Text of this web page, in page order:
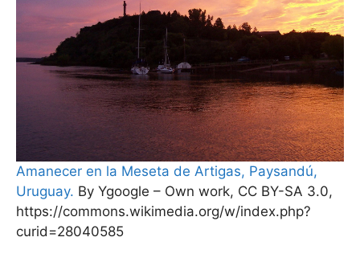
Amanecer en la Meseta de Artigas, Paysandú,
Uruguay. By Ygoogle – Own work, CC BY-SA 3.0,
https://commons.wikimedia.org/w/index.php?
curid=28040585